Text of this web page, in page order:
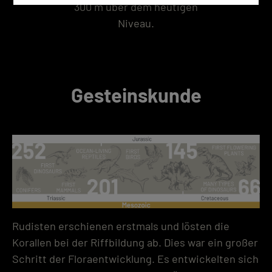
300 m über dem heutigen
Niveau.
Gesteinskunde
Rudisten erschienen erstmals und lösten die
Korallen bei der Riffbildung ab. Dies war ein großer
Schritt der Floraentwicklung. Es entwickelten sich